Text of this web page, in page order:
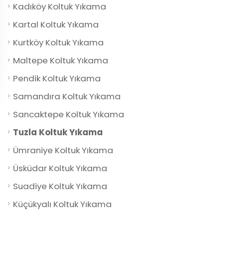
Kadıköy Koltuk Yıkama
Kartal Koltuk Yıkama
Kurtköy Koltuk Yıkama
Maltepe Koltuk Yıkama
Pendik Koltuk Yıkama
Samandıra Koltuk Yıkama
Sancaktepe Koltuk Yıkama
Tuzla Koltuk Yıkama
Ümraniye Koltuk Yıkama
Üsküdar Koltuk Yıkama
Suadiye Koltuk Yıkama
Küçükyalı Koltuk Yıkama